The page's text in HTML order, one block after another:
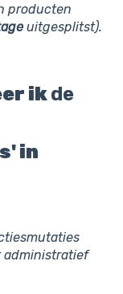
producten
uitgesplitst).
ikde
in
administratief